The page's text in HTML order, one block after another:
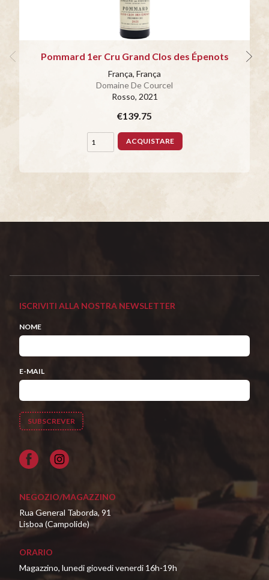
Pommard 1er Cru Grand Clos des Épenots
França, França
Domaine De Courcel
Rosso, 2021
€139.75
ACQUISTARE
ISCRIVITI ALLA NOSTRA NEWSLETTER
NOME
E-MAIL
Facebook
NEGOZIO/MAGAZZINO
Rua General Taborda, 91
Lisboa (Campolide)
ORARIO
Magazzino, lunedi giovedi venerdi 16h-19h